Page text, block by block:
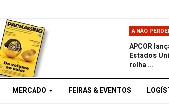
A NÃO
APCOR
Estados
rolha ...
MERCADO FEIRAS & EVENTOS